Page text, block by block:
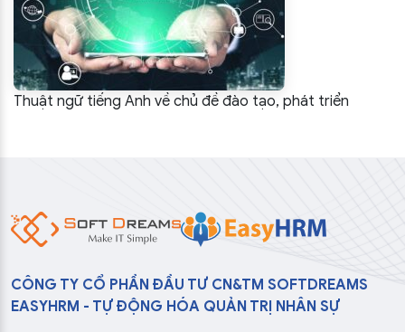
Thuật ngữ tiếng Anh về chủ đề đào tạo, phát triển
CÔNG TY CỔ PHẦN ĐẦU TƯ CN&TM SOFTDREAMS
EASYHRM - TỰ ĐỘNG HÓA QUẢN TRỊ NHÂN SỰ